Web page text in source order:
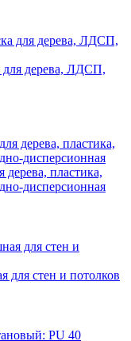
для дерева, ЛДСП,
пластика,
дисперсионная
стен и потолков